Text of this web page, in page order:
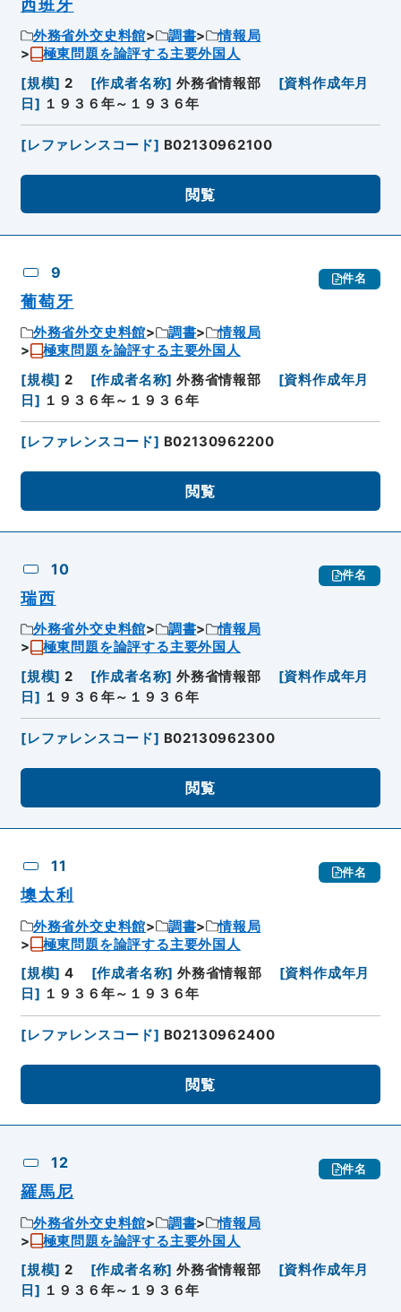
西班牙
外務省外交史料館 調書
情報局
極東問題を論評する主要外国人
[規模] 2 [作成者名称] 外務省情報部 [資料作成年月
日 ] １９３６年～１９３６年
[レファレンスコード] B02130962100
閲覧
9 件名
葡萄牙
外務省外交史料館 調書
情報局
極東問題を論評する主要外国人
[規模] 2 [作成者名称] 外務省情報部 [資料作成年月
日 ] １９３６年～１９３６年
[レファレンスコード] B02130962200
閲覧
10 件名
瑞西
外務省外交史料館 調書
情報局
極東問題を論評する主要外国人
[規模] 2 [作成者名称] 外務省情報部 [資料作成年月
日 ] １９３６年～１９３６年
[レファレンスコード] B02130962300
閲覧
11 件名
墺太利
外務省外交史料館 調書
情報局
極東問題を論評する主要外国人
[規模] 4 [作成者名称] 外務省情報部 [資料作成年月
日 ] １９３６年～１９３６年
[レファレンスコード] B02130962400
閲覧
12 件名
羅馬尼
外務省外交史料館 調書
情報局
極東問題を論評する主要外国人
[規模] 2 [作成者名称] 外務省情報部 [資料作成年月
日 ] １９３６年～１９３６年